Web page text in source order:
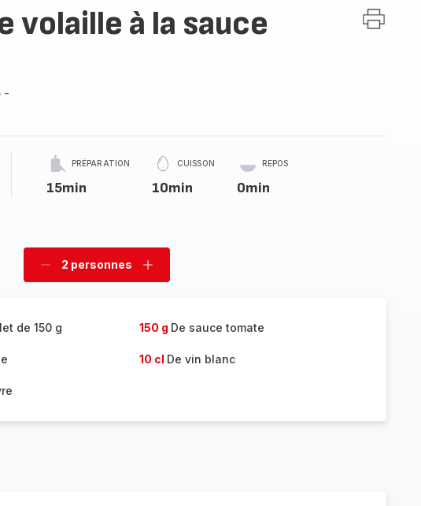
volaille à la sauce
-
PRÉPARATION
15min
CUISSON
10min
REPOS
0min
Supprimer
2 personnes
Ajouter
de 150 g 150 g De sauce tomate
10 cl De vin blanc